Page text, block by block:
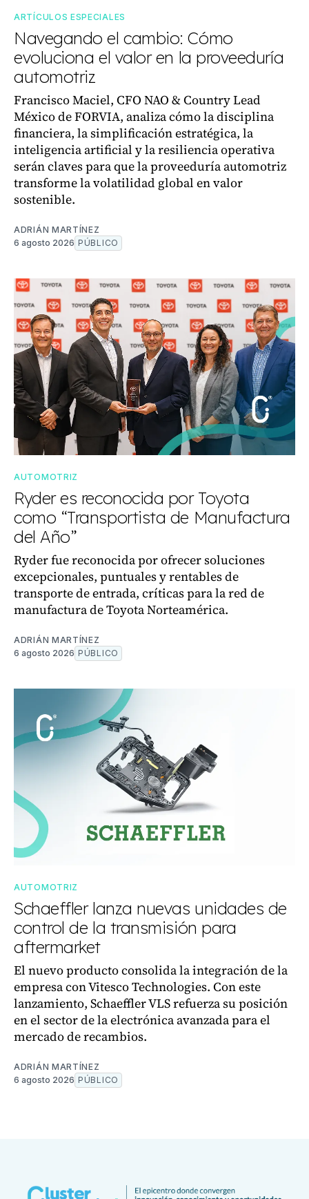
ARTÍCULOS ESPECIALES
Navegando el cambio: Cómo
evoluciona el valor en la proveeduría
automotriz
Francisco Maciel, CFO NAO & Country Lead
México de FORVIA, analiza cómo la disciplina
financiera, la simplificación estratégica, la
inteligencia artificial y la resiliencia operativa
serán claves para que la proveeduría automotriz
transforme la volatilidad global en valor
sostenible.
ADRIÁN MARTÍNEZ
6 agosto 2026 PÚBLICO
AUTOMOTRIZ
Ryder es reconocida por Toyota
como “Transportista de Manufactura
del Año”
Ryder fue reconocida por ofrecer soluciones
excepcionales, puntuales y rentables de
transporte de entrada, críticas para la red de
manufactura de Toyota Norteamérica.
ADRIÁN MARTÍNEZ
6 agosto 2026 PÚBLICO
AUTOMOTRIZ
Schaeffler lanza nuevas unidades de
control de la transmisión para
aftermarket
El nuevo producto consolida la integración de la
empresa con Vitesco Technologies. Con este
lanzamiento, Schaeffler VLS refuerza su posición
en el sector de la electrónica avanzada para el
mercado de recambios.
ADRIÁN MARTÍNEZ
6 agosto 2026 PÚBLICO